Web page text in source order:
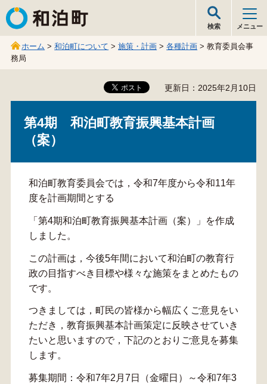
和泊町
検索 メニュー
ホーム >和泊町について >施策・計画 >各種計画 > 教育委員会事
務局
更新日：2025年2月10日
第4期 和泊町教育振興基本計画
（案）
和泊町教育委員会では，令和7年度から令和11年
度を計画期間とする
「第4期和泊町教育振興基本計画（案）」を作成
しました。
この計画は，今後5年間において和泊町の教育行
政の目指すべき目標や様々な施策をまとめたもの
です。
つきましては，町民の皆様から幅広くご意見をい
ただき，教育振興基本計画策定に反映させていき
たいと思いますので，下記のとおりご意見を募集
します。
募集期間：令和7年2月7日（金曜日）～令和7年3